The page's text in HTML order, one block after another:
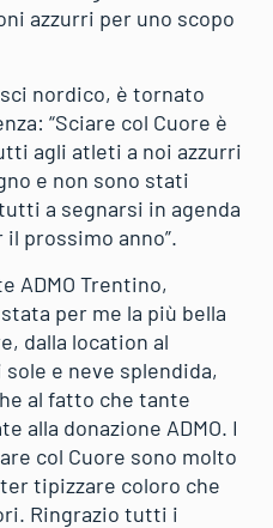
azzurri per uno scopo
nordico, è tornato
“Sciare col Cuore è
agli atleti a noi azzurri
e non sono stati
a segnarsi in agenda
prossimo anno”.
ADMO Trentino,
per me la più bella
dalla location al
e neve splendida,
al fatto che tante
alla donazione ADMO. I
col Cuore sono molto
tipizzare coloro che
Ringrazio tutti i